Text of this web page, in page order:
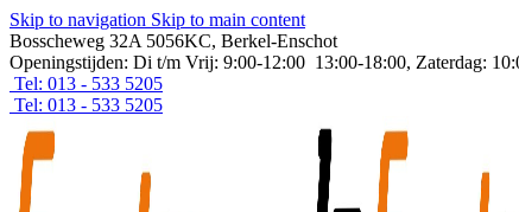
Skip to navigation Skip to main content
Bosscheweg 32A 5056KC, Berkel-Enschot
Openingstijden: Di t/m Vrij: 9:00-12:00 13:00-18:00, Zaterdag:
Tel: 013 - 533 5205
Tel: 013 - 533 5205